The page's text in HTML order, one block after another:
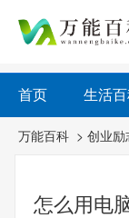
首页 生活
万能百科 > 创业
怎么用电